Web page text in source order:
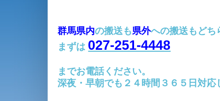
群馬県内の搬送も県外への搬送も どち
まずは 027-251-4448
までお電話ください。
深夜・早朝でも２４時間３６５日対応